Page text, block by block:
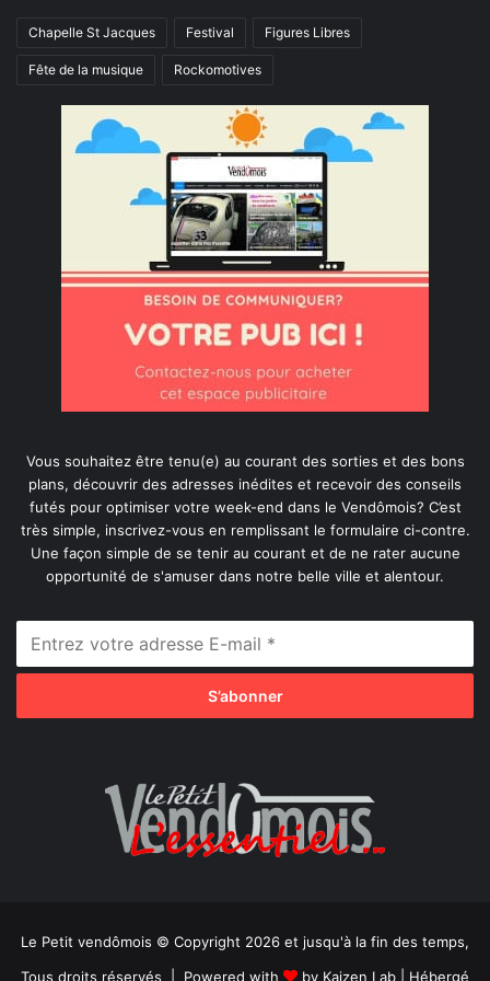
Chapelle St Jacques Festival Figures Libres
Fête de la musique Rockomotives
Vous souhaitez être tenu(e) au courant des sorties et des bons
plans, découvrir des adresses inédites et recevoir des conseils
futés pour optimiser votre week-end dans le Vendômois? C’est
très simple, inscrivez-vous en remplissant le formulaire ci-contre.
Une façon simple de se tenir au courant et de ne rater aucune
opportunité de s'amuser dans notre belle ville et alentour.
Le Petit vendômois © Copyright 2026 et jusqu'à la fin des temps,
Tous droits réservés | Powered with
by Kaizen Lab | Hébergé